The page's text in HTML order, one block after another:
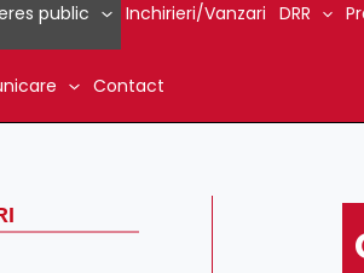
public Inchirieri/Vanzari DRR
Contact